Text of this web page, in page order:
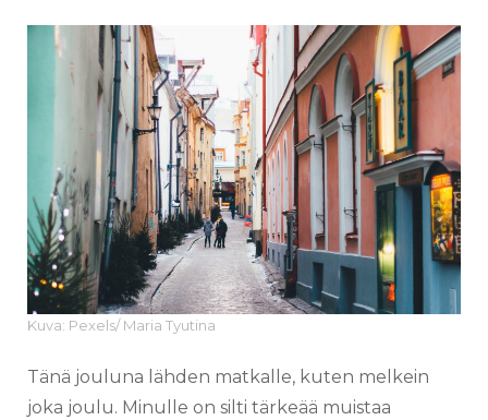
Kuva: Pexels/ Maria Tyutina
Tänä jouluna lähden matkalle, kuten melkein
joka joulu. Minulle on silti tärkeää muistaa